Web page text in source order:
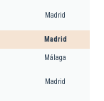
Madrid
Madrid
Málaga
Madrid